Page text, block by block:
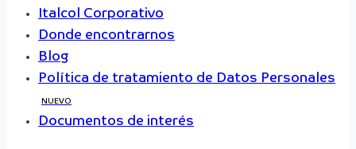
Italcol Corporativo
Donde encontrarnos
Blog
Política de tratamiento de Datos Personales
NUEVO
Documentos de interés